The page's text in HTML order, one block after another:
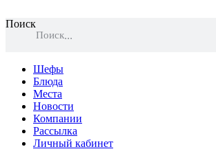
Поиск
Поиск
Шефы
Блюда
Места
Новости
Компании
Рассылка
Личный кабинет